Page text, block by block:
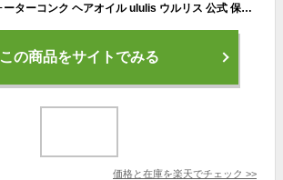
【ヘアオイル】ウォーターコンク ヘアオイル ululis ウルリス 公式 保湿 うねり うるおい くせ毛 ダメージ 補修 乾燥 しっとり ダメージケア ヘアケア メンズ
この商品をサイトでみる
価格と在庫を楽天でチェック >>